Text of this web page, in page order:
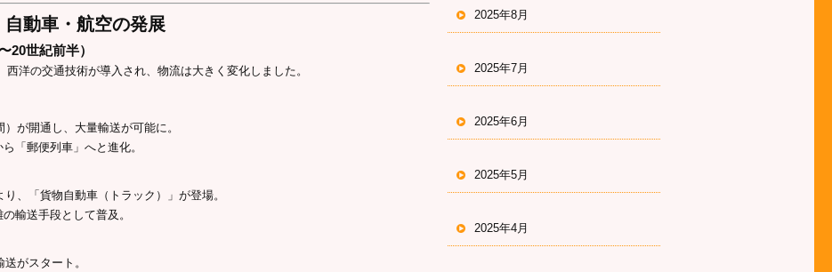
動車・航空の発展
20世紀前半）
洋の交通技術が導入され、物流は大きく変化しました。
が開通し、大量輸送が可能に。
「郵便列車」へと進化。
、「貨物自動車（トラック）」が登場。
輸送手段として普及。
がスタート。
2025年8月
2025年7月
2025年6月
2025年5月
2025年4月